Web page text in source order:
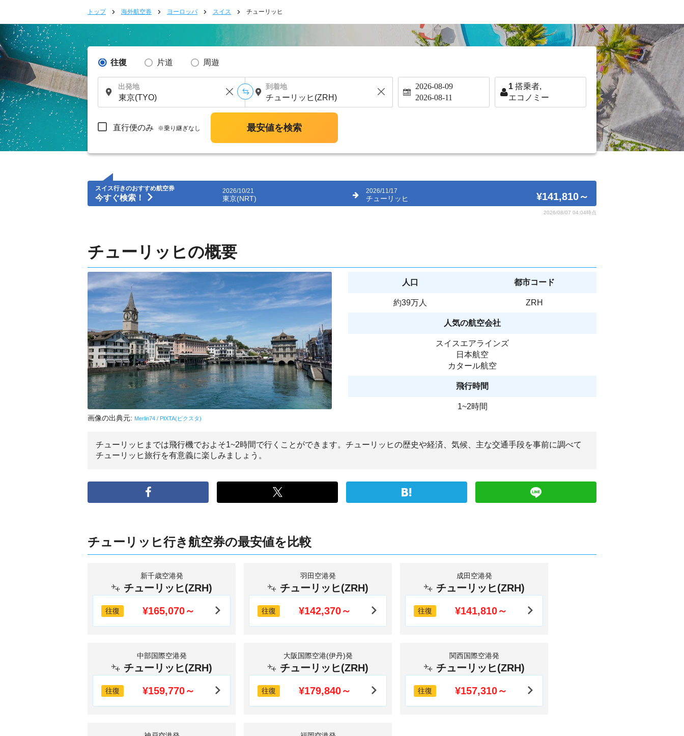
トップ 海外航空券 ヨーロッパ スイス チューリッヒ
往復 片道 周遊
出発地 到着地 2026-08-09
2026-08-11
1 搭乗者,
エコノミー
直行便のみ ※乗り継ぎなし 最安値を検索
スイス行きのおすすめ航空券
今すぐ検索！
2026/10/21
東京(NRT)
2026/11/17
チューリッヒ ¥141,810～
2026/08/07 04:04時点
チューリッヒの概要
画像の出典元: Merlin74 / PIXTA(ピクスタ)
人口 都市コード
約39万人 ZRH
人気の航空会社
スイスエアラインズ
日本航空
カタール航空
飛行時間
1~2時間
チューリッヒまでは飛行機でおよそ1~2時間で行くことができます。チューリッヒの歴史や経済、気候、主な交通手段を事前に調べて
チューリッヒ旅行を有意義に楽しみましょう。
チューリッヒ行き航空券の最安値を比較
新千歳空港発
チューリッヒ(ZRH)
往復 ¥165,070～
羽田空港発
チューリッヒ(ZRH)
往復 ¥142,370～
成田空港発
チューリッヒ(ZRH)
往復 ¥141,810～
中部国際空港発
チューリッヒ(ZRH)
往復 ¥159,770～
大阪国際空港(伊丹)発
チューリッヒ(ZRH)
往復 ¥179,840～
関西国際空港発
チューリッヒ(ZRH)
往復 ¥157,310～